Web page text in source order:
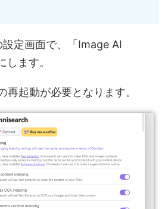
設定画面で、「Image AI
ます。
再起動が必要となります。